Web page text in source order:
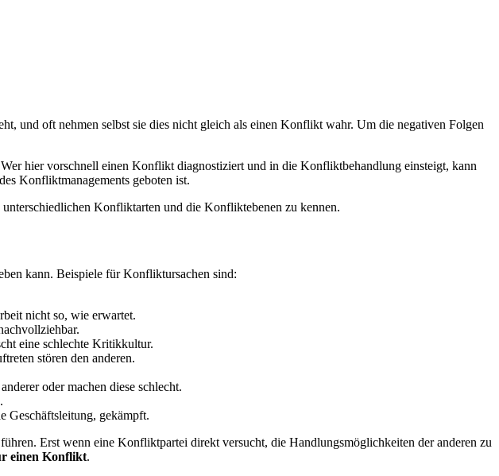
und oft nehmen selbst sie dies nicht gleich als einen Konflikt wahr. Um die negativen Folgen
hier vorschnell einen Konflikt diagnostiziert und in die Konfliktbehandlung einsteigt, kann
Konfliktmanagements geboten ist.
Konfliktarten und die Konfliktebenen zu kennen.
kann. Beispiele für Konfliktursachen sind:
nicht so, wie erwartet.
eine schlechte Kritikkultur.
stören den anderen.
oder machen diese schlecht.
Geschäftsleitung, gekämpft.
Erst wenn eine Konfliktpartei direkt versucht, die Handlungsmöglichkeiten der anderen zu
einen Konflikt.